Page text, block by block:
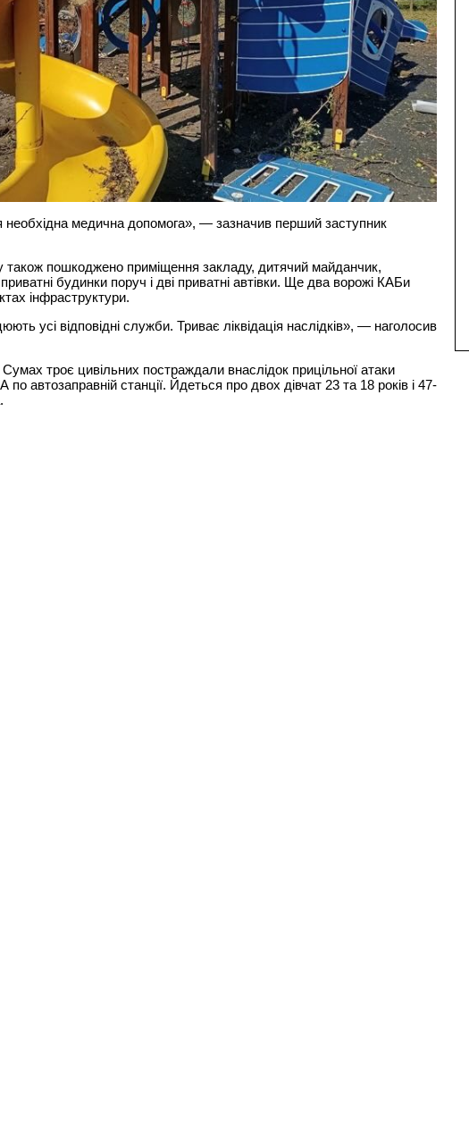
необхідна медична допомога», — зазначив перший заступник
також пошкоджено приміщення закладу, дитячий майданчик,
будинки поруч і дві приватні автівки. Ще два ворожі КАБи
інфраструктури.
усі відповідні служби. Триває ліквідація наслідків», — наголосив
троє цивільних постраждали внаслідок прицільної атаки
по автозаправній станції. Йдеться про двох дівчат 23 та 18 років і 47-